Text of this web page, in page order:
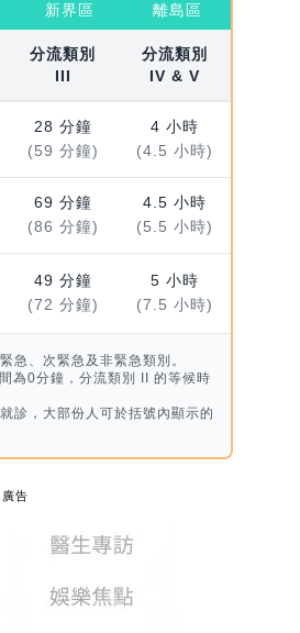
新界區 離島區
分流類別
III
分流類別
IV & V
28 分鐘
(59 分鐘)
4 小時
(4.5 小時)
69 分鐘
(86 分鐘)
4.5 小時
(5.5 小時)
49 分鐘
(72 分鐘)
5 小時
(7.5 小時)
急、次緊急及非緊急類別。
為0分鐘，分流類別 II 的等候時
診，大部份人可於括號內顯示的
廣告